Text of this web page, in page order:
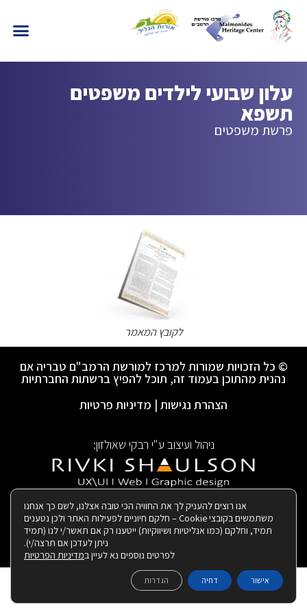
עלון שבועי לילדים משפטים
תשפא
פרשת משפטים
לקובץ המאמר
© כל הזכויות שמורות למרכז למורשת הרמב"ם טבריה אם
נהנית מהתוכן בעמוד זה, תוכל להפיץ ברשתות החברתיות
הצהרת נגישות | מדיניות פרטיות
ניהול ועיצוב ע"י רבקי שאולזון:
| בנייה ותחזוקת האתר:
אנו רוצים להעניק לך את החוויה הכי טובה אצלנו, לשם כך אנחנו
משתמשים בקובצי Cookie – חלקם חיוניים לפעילות האתר ולכן נטענים
תמיד, וחלקם (כמו אנליטיות ושיווקיות) ייטענו רק אם תאשר/י לנו (תמיד
ניתן לעדכן אם תרצה/י).
לפרטים נוספים נא לעיין במדיניות הפרטיות
אישור דחיה הגדרות